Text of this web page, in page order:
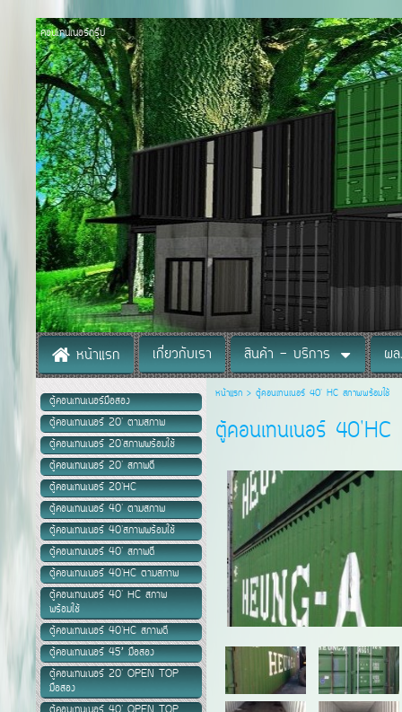
คอนเทนเนอร์กรุ๊ป
หน้าแรก เกี่ยวกับเรา สินค้า - บริการ ผ
ตู้คอนเทนเนอร์มือสอง
ตู้คอนเทนเนอร์ 20' ตามสภาพ
ตู้คอนเทนเนอร์ 20'สภาพพร้อมใช้
ตู้คอนเทนเนอร์ 20' สภาพดี
ตู้คอนเทนเนอร์ 20'HC
ตู้คอนเทนเนอร์ 40' ตามสภาพ
ตู้คอนเทนเนอร์ 40'สภาพพร้อมใช้
ตู้คอนเทนเนอร์ 40' สภาพดี
ตู้คอนเทนเนอร์ 40'HC ตามสภาพ
ตู้คอนเทนเนอร์ 40' HC สภาพ
พร้อมใช้
ตู้คอนเทนเนอร์ 40'HC สภาพดี
ตู้คอนเทนเนอร์ 45’ มือสอง
ตู้คอนเทนเนอร์ 20' OPEN TOP
มือสอง
หน้าแรก > ตู้คอนเทนเนอร์ 40' HC สภาพพร้อมใช้
ตู้คอนเทนเนอร์ 40'HC